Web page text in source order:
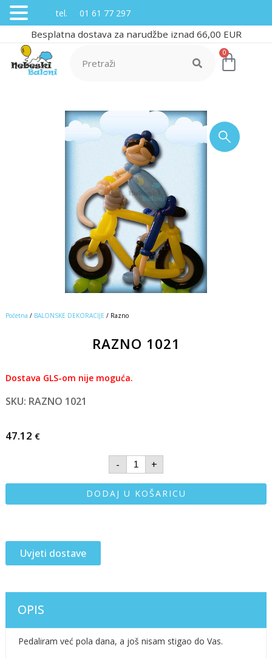
Besplatna dostava za narudžbe iznad 66,00 EUR
0
Početna / BALONSKE DEKORACIJE / Razno
RAZNO 1021
Dostava GLS-om nije moguća.
SKU: RAZNO 1021
47.12 €
- +
DODAJ U KOŠARICU
Uvjeti dostave
OPIS
Pedaliram već pola dana, a još nisam stigao do Vas.
tel. 01 61 77 297